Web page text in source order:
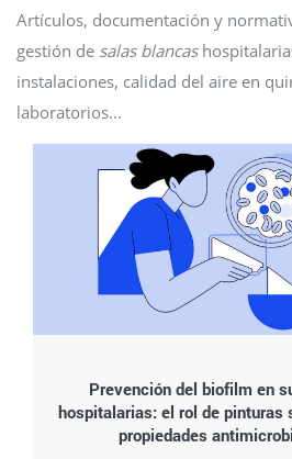
Artículos, documentación y
gestión de salas blancas
instalaciones, calidad del aire en
laboratorios...
Prevención del biofilm en
hospitalarias: el rol de pinturas
propiedades